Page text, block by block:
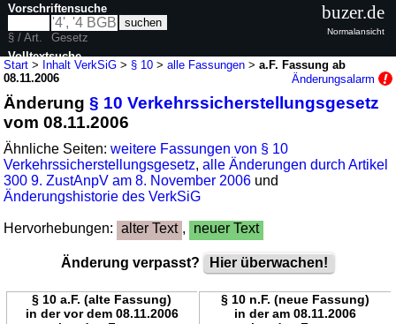
Start > Inhalt VerkSiG > § 10 >alle Fassungen >a.F. Fassung ab
08.11.2006
Änderungsalarm
Änderung§ 10 Verkehrssicherstellungsgesetz
vom 08.11.2006
Ähnliche Seiten:weitere Fassungen von § 10
Verkehrssicherstellungsgesetz,alle Änderungen durch Artikel
300 9. ZustAnpV am 8. November 2006 und
Änderungshistorie des VerkSiG
Hervorhebungen: alter Text , neuer Text
Änderung verpasst? Hier überwachen!
§ 10 a.F. (alte Fassung)
in der vor dem 08.11.2006
§ 10 n.F. (neue Fassung)
in der am 08.11.2006
Vorschriftensuche
§ / Art.
Gesetz
Volltextsuche
buzer.de
Normalansicht